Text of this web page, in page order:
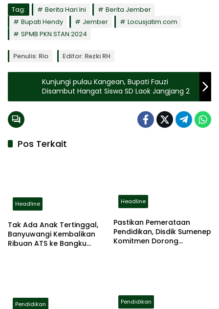
Tag: Berita Hari Ini
Berita Jember
Bupati Hendy
Jember
Locusjatim.com
SPMB PKN STAN 2024
Penulis: Rio Editor: Rezki RH
Kunjungi pulau Kangean, Bupati Fauzi
Disambut Hangat Siswa SD Laok Jangjang 2
Pos Terkait
Headline
Tak Ada Anak Tertinggal,
Banyuwangi Kembalikan
Ribuan ATS ke Bangku
Headline
Pastikan Pemerataan
Pendidikan, Disdik Sumenep
Komitmen Dorong
Pendidikan Pendidikan